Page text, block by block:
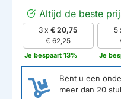
Altijd de beste
3 x€ 20,75
€ 62,25
Je bespaart 13%
5
Je
Bent u een
meer dan 20